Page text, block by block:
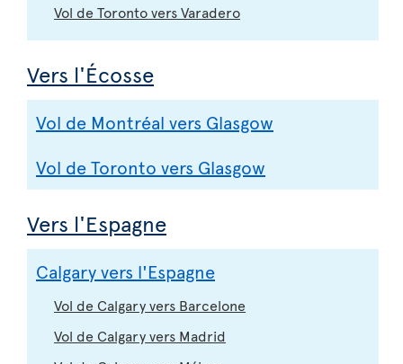
Vol de Toronto vers Varadero
Vers l'Écosse
Vol de Montréal vers Glasgow
Vol de Toronto vers Glasgow
Vers l'Espagne
Calgary vers l'Espagne
Vol de Calgary vers Barcelone
Vol de Calgary vers Madrid